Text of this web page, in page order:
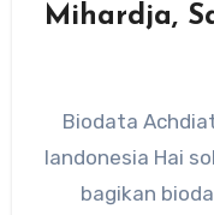
Mihardja,
Biodata
Iandonesia Hai
bagikan